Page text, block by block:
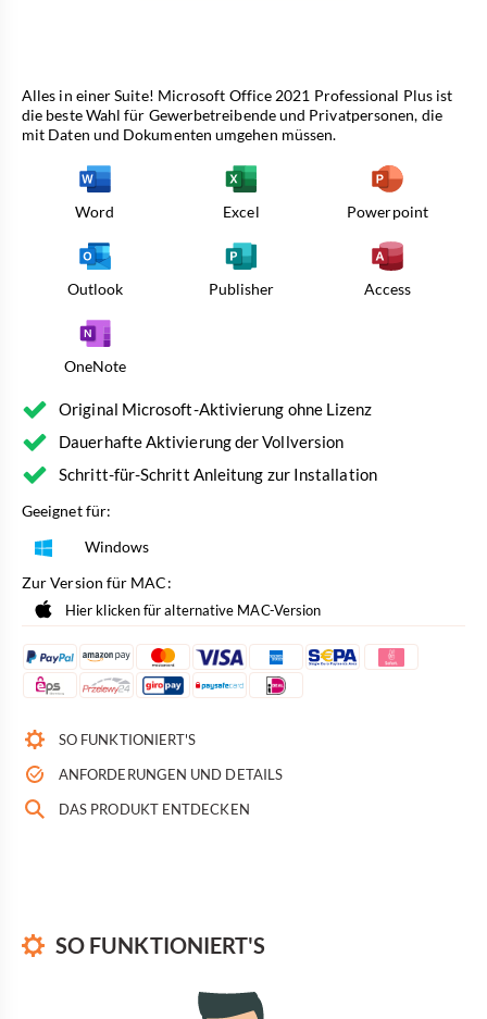
Alles in einer Suite! Microsoft Office 2021 Professional Plus ist
die beste Wahl für Gewerbetreibende und Privatpersonen, die
mit Daten und Dokumenten umgehen müssen.
Word Excel Powerpoint
Outlook Publisher Access
OneNote
Original Microsoft-Aktivierung ohne Lizenz
Dauerhafte Aktivierung der Vollversion
Schritt-für-Schritt Anleitung zur Installation
Geeignet für:
Windows
Zur Version für MAC:
Hier klicken für alternative MAC-Version
SO FUNKTIONIERT'S
ANFORDERUNGEN UND DETAILS
DAS PRODUKT ENTDECKEN
SO FUNKTIONIERT'S